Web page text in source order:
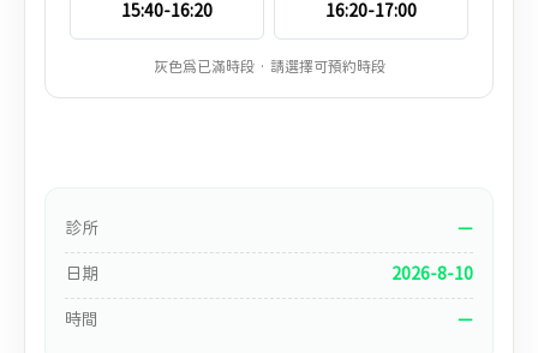
15:40-16:20 16:20-17:00
灰色為已滿時段 · 請選擇可預約時段
診所 —
日期 2026-8-10
時間 —